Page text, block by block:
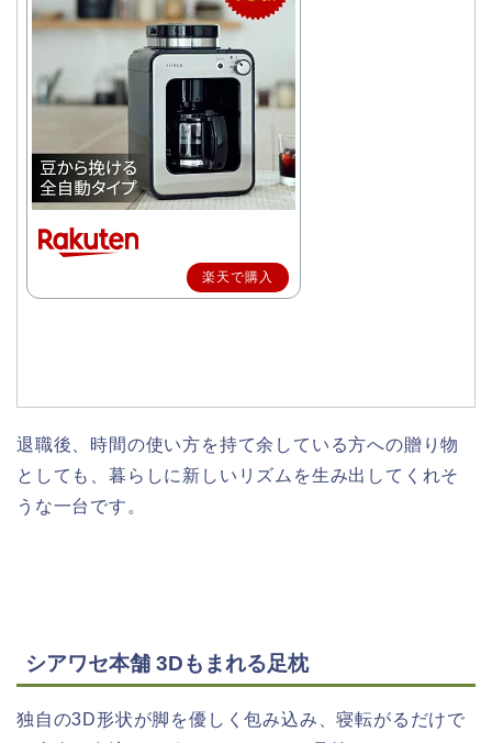
楽天で購入
退職後、時間の使い方を持て余している方への贈り物
としても、暮らしに新しいリズムを生み出してくれそ
うな一台です。
シアワセ本舗 3Dもまれる足枕
独自の3D形状が脚を優しく包み込み、寝転がるだけで